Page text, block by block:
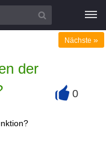
der
Nächste »
0